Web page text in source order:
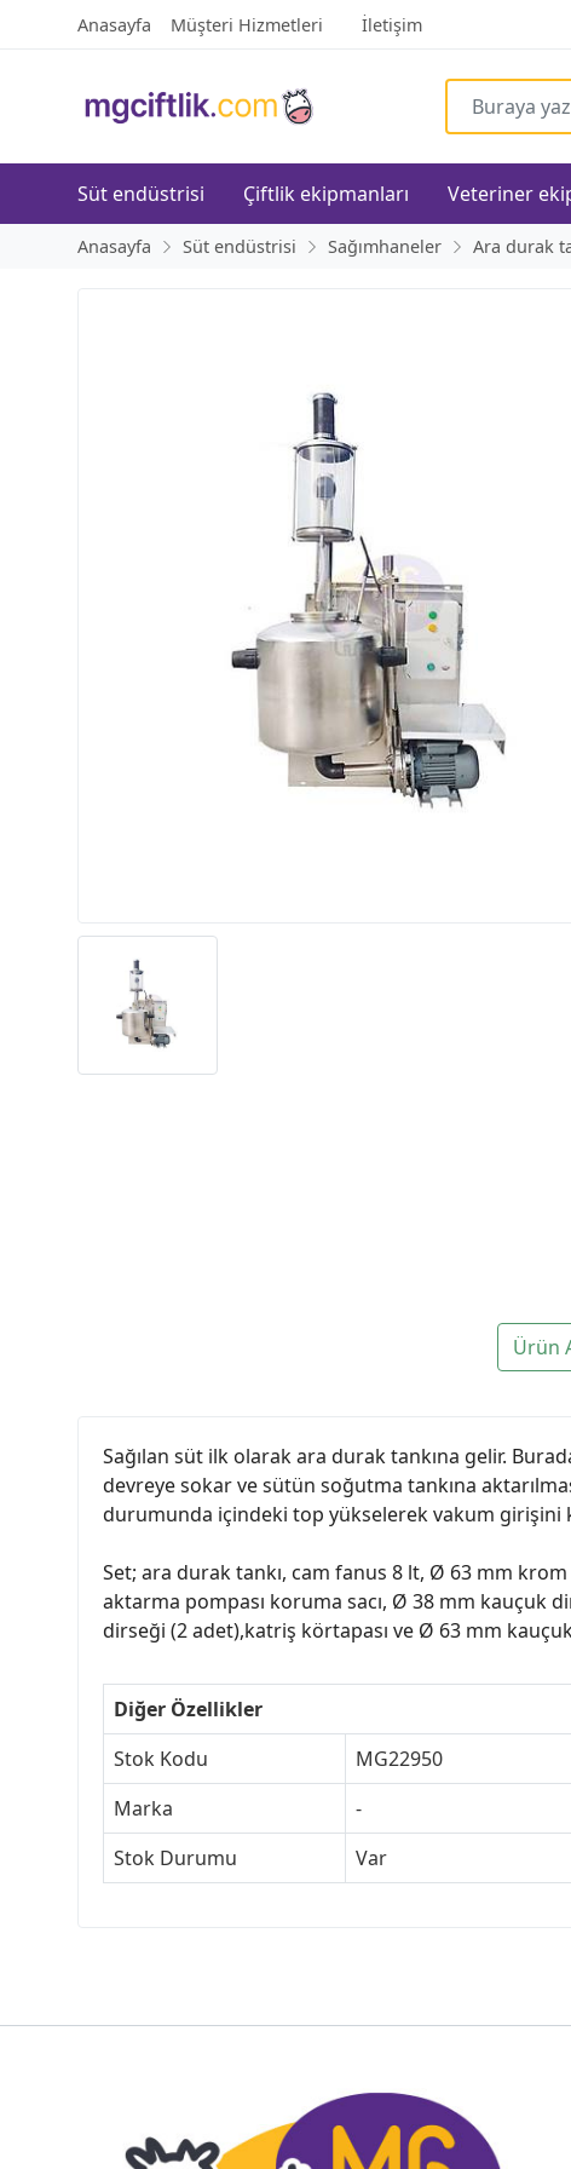
Anasayfa Müşteri Hizmetleri İletişim
Süt endüstrisi Çiftlik ekipmanları Veteriner
Anasayfa Süt endüstrisi Sağımhaneler Ara durak
Ürün
Sağılan süt ilk olarak ara durak tankına gelir.
devreye sokar ve sütün soğutma tankına
durumunda içindeki top yükselerek vakum girişini
Set; ara durak tankı, cam fanus 8 lt, Ø 63 mm
aktarma pompası koruma sacı, Ø 38 mm kauçuk
dirseği (2 adet),katriş körtapası ve Ø 63 mm
Diğer Özellikler
Stok Kodu
MG22950
Marka
-
Stok Durumu
Var